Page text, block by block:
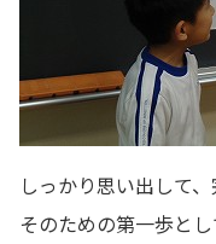
しっかり思い出して
そのための第一歩と